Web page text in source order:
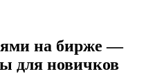
на бирже —
для новичков